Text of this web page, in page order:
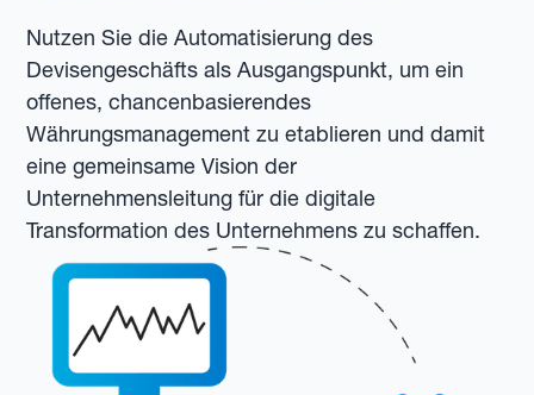
Nutzen Sie die Automatisierung des
Devisengeschäfts als Ausgangspunkt, um ein
offenes, chancenbasierendes
Währungsmanagement zu etablieren und damit
eine gemeinsame Vision der
Unternehmensleitung für die digitale
Transformation des Unternehmens zu schaffen.